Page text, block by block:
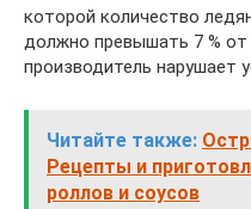
которой количество
должно превышать 7 % от
производитель нарушает
Читайте также:
Рецепты и
роллов и соусов